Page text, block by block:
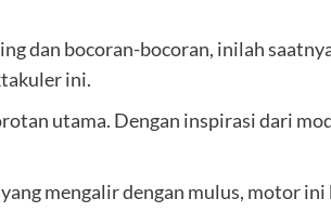
dan bocoran-bocoran, inilah
ini.
utama. Dengan inspirasi dari
mengalir dengan mulus, motor